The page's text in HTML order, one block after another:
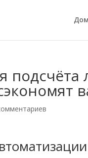
Дом